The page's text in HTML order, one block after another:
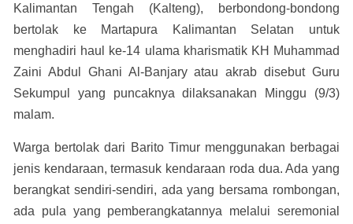
Kalimantan Tengah (Kalteng), berbondong-bondong
bertolak ke Martapura Kalimantan Selatan untuk
menghadiri haul ke-14 ulama kharismatik KH Muhammad
Zaini Abdul Ghani Al-Banjary atau akrab disebut Guru
Sekumpul yang puncaknya dilaksanakan Minggu (9/3)
malam.
Warga bertolak dari Barito Timur menggunakan berbagai
jenis kendaraan, termasuk kendaraan roda dua. Ada yang
berangkat sendiri-sendiri, ada yang bersama rombongan,
ada pula yang pemberangkatannya melalui seremonial